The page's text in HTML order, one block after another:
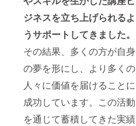
ジネスを立ち上げられるよ
うサポートしてきました。
その結果、多くの方が自身
の夢を形にし、より多くの
人々に価値を届けることに
成功しています。この活動
を通じて蓄積してきた実績